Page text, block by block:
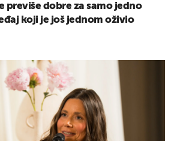
previše dobre za samo jedno
koji je još jednom oživio